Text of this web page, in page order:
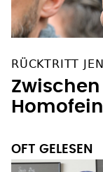
RÜCKTRITT
OFT GELESEN